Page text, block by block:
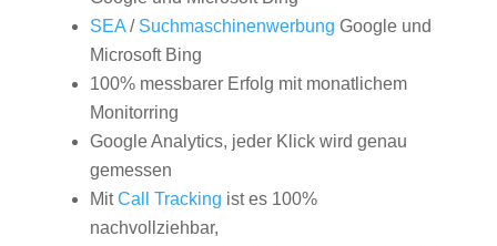
SEA/ Suchmaschinenwerbung Google und
Microsoft Bing
100% messbarer Erfolg mit monatlichem
Monitorring
Google Analytics, jeder Klick wird genau
gemessen
MitCall Tracking ist es 100%
nachvollziehbar,